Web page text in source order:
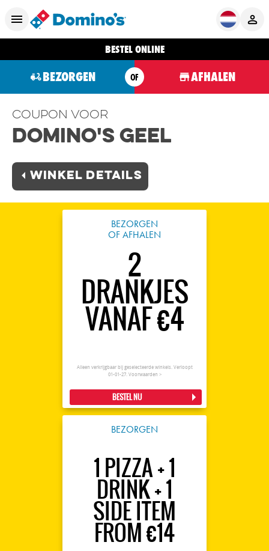
BESTEL ONLINE
BEZORGEN OF AFHALEN
Coupon voor
Domino's Geel
Winkel Details
BEZORGEN
OF AFHALEN
2
DRANKJES
VANAF €4
Alleen verkrijgbaar bij geselecteerde winkels. Verloopt
01-01-27. Voorwaarden >
BESTEL NU
BEZORGEN
1 PIZZA + 1
DRINK + 1
SIDE ITEM
FROM €14